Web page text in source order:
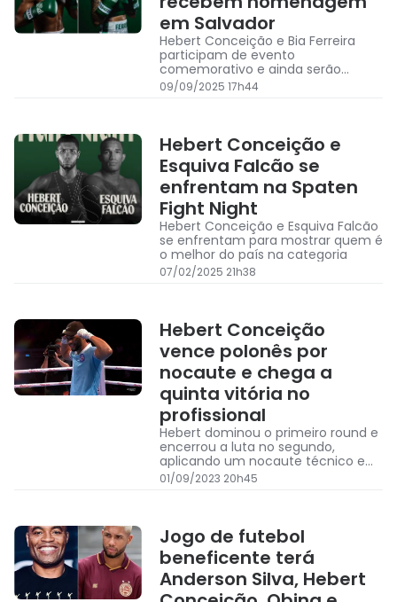
em Salvador
Hebert Conceição e Bia Ferreira
participam de evento
comemorativo e ainda serão
homenageados nesta quinta-feira
09/09/2025 17h44
Hebert Conceição e
Esquiva Falcão se
enfrentam na Spaten
Fight Night
Hebert Conceição e Esquiva Falcão
se enfrentam para mostrar quem é
o melhor do país na categoria
07/02/2025 21h38
Hebert Conceição
vence polonês por
nocaute e chega a
quinta vitória no
profissional
Hebert dominou o primeiro round e
encerrou a luta no segundo,
aplicando um nocaute técnico em
seu adversário
01/09/2023 20h45
Jogo de futebol
beneficente terá
Anderson Silva, Hebert